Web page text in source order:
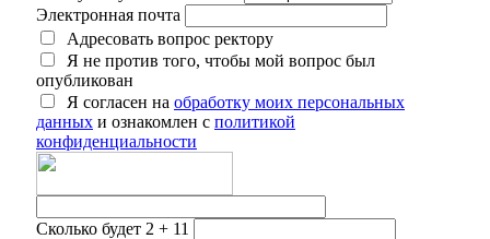
Электронная почта
Адресовать вопрос ректору
Я не против того, чтобы мой вопрос был
опубликован
Я согласен на обработку моих персональных
данных и ознакомлен с политикой
конфиденциальности
Сколько будет 2 + 11